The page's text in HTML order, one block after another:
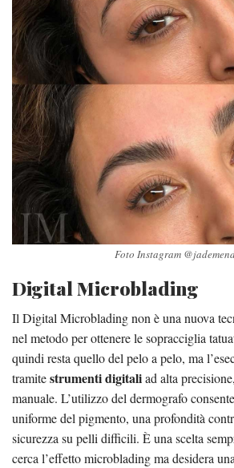
Foto Instagram
Digital Microblading
Il Digital Microblading non è una nuova
nel metodo per ottenere le sopracciglia
quindi resta quello del pelo a pelo, ma
tramitestrumenti digitaliad alta
manuale. L’utilizzo del dermografo
uniforme del pigmento, una profondità
sicurezza su pelli difficili. È una scelta
cerca l’effetto microblading ma desidera